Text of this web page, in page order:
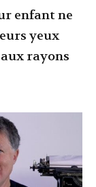
enfant ne
yeux
rayons